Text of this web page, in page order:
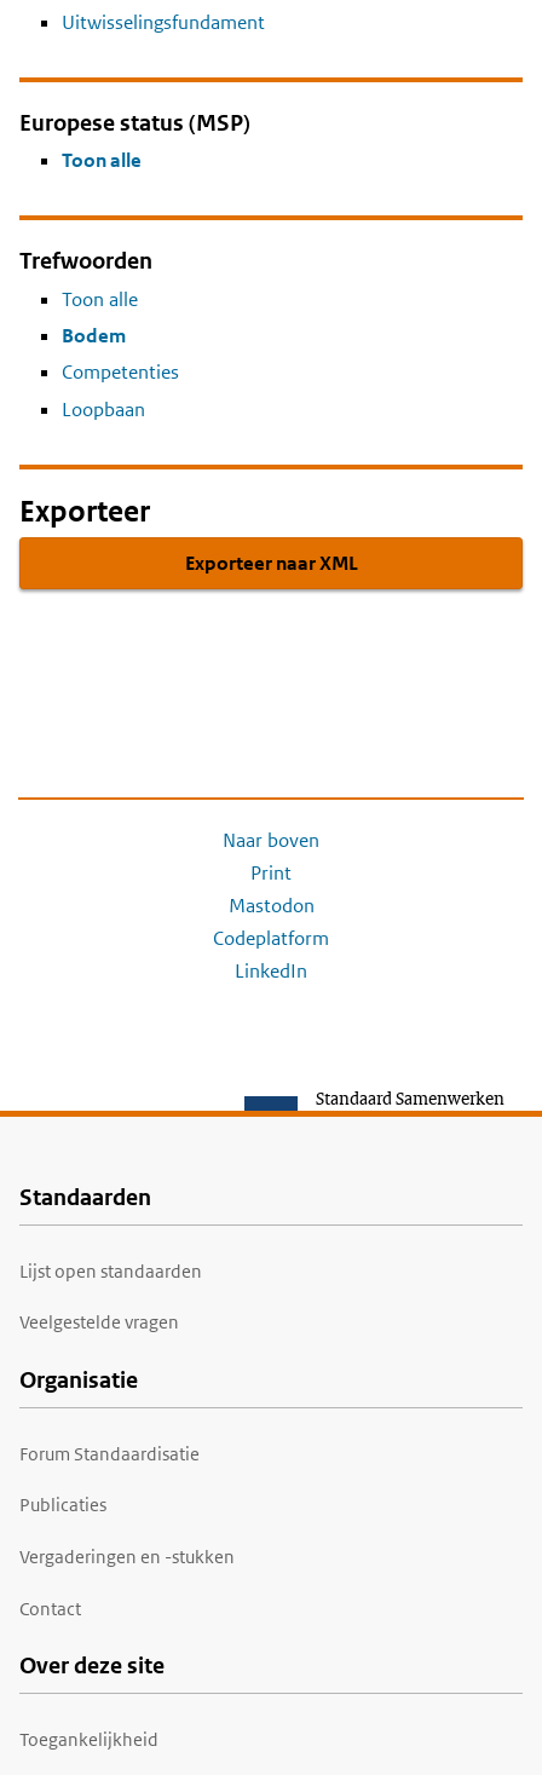
Uitwisselingsfundament
Europese status (MSP)
Toon alle
Trefwoorden
Toon alle
Bodem
Competenties
Loopbaan
Exporteer
Exporteer naar XML
Naar boven
Print
Mastodon
Codeplatform
LinkedIn
Standaard Samenwerken
Voet
Standaarden
Lijst open standaarden
Veelgestelde vragen
Organisatie
Forum Standaardisatie
Publicaties
Vergaderingen en -stukken
Contact
Over deze site
Toegankelijkheid